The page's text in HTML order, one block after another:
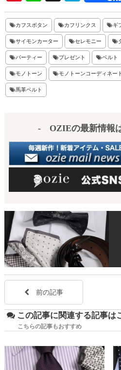
nt
er
es
t
ne
at
en
a
カフスボタン カフリンクス ギ
サイモンカーター セレモニー
パーティー プレゼント ベルト
モノトーン モノトーンコーディネー
馬革ベルト
- OZIEの最新情報
前の記事
この記事に関連する記事は
こちらの記事もおすすめ